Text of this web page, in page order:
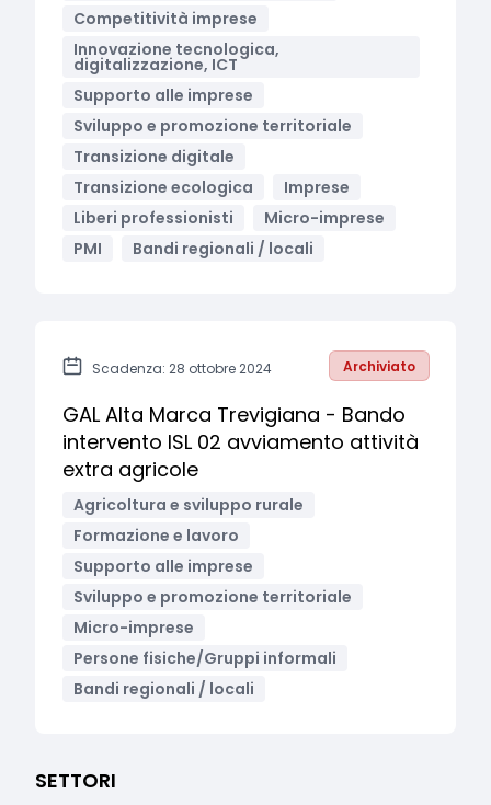
Competitività imprese
Innovazione tecnologica,
digitalizzazione, ICT
Supporto alle imprese
Sviluppo e promozione territoriale
Transizione digitale
Transizione ecologica
Imprese
Liberi professionisti
Micro-imprese
PMI
Bandi regionali / locali
Scadenza: 28 ottobre 2024 Archiviato
GAL Alta Marca Trevigiana - Bando
intervento ISL 02 avviamento attività
extra agricole
Agricoltura e sviluppo rurale
Formazione e lavoro
Supporto alle imprese
Sviluppo e promozione territoriale
Micro-imprese
Persone fisiche/Gruppi informali
Bandi regionali / locali
SETTORI